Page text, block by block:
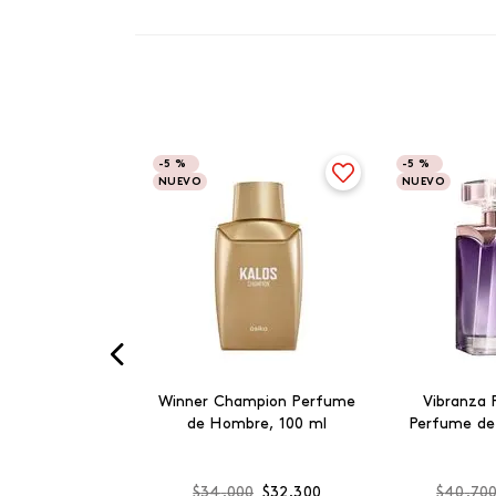
-5 %
NUEVO
Winner Champion Perfume
de Hombre, 100 ml
-5 %
NUEVO
Vibranza
Perfume